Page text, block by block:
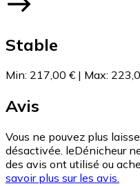
Stable
Min: 217,00 € | Max:
Avis
Vous ne pouvez plus
désactivée. leDénicheur
des avis ont utilisé ou
savoir plus sur les avis.